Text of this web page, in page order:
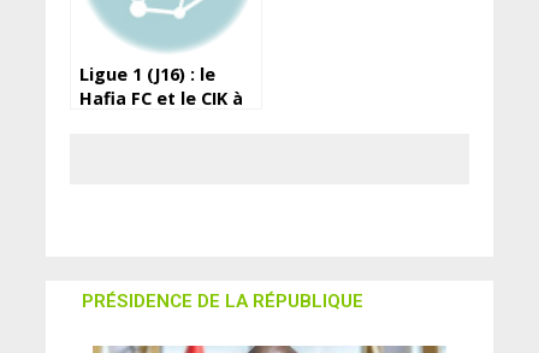
Ligue 1 (J16) : le
Hafia FC et le CIK à
PRÉSIDENCE DE LA RÉPUBLIQUE